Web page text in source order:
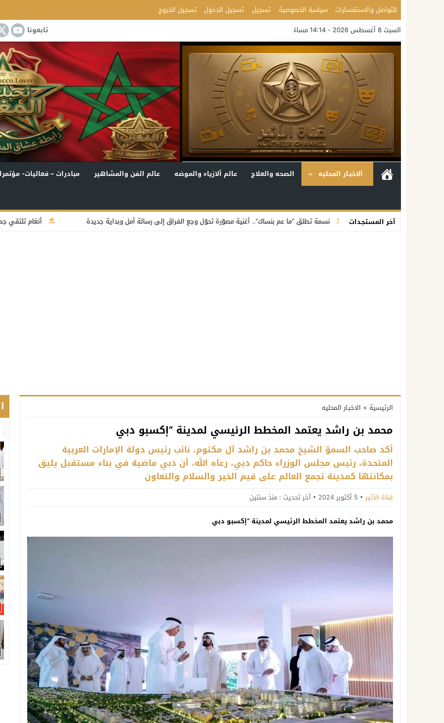
للتواصل والاستفسارات سياسة الخصوصية تسجيل تسجيل الدخول تسجيل الخروج
السبت 8 أغسطس 2026 - 14:14 مساءً
تابعونا
الاخبـار المحليه الصحه والعلاج عالم ألازياء والموضه عالم الفن والمشاهير مبادرات – فعاليات-
آخر المستجدات أنغام تلتقي جمهور جدة في أولى نسمة تطلق “ما عم بنساك”.. أغنية مصوّرة تحوّل وجع الفراق إلى رسالة أمل وبداية جديدة
الرئيسية » الاخبـار المحليه
محمد بن راشد يعتمد المخطط الرئيسي لمدينة “إكسبو دبي
أكد صاحب السموّ الشيخ محمد بن راشد آل مكتوم، نائب رئيس دولة الإمارات العربية
المتحدة، رئيس مجلس الوزراء حاكم دبي، رعاه الله، أن دبي ماضية في بناء مستقبل يليق
بمكانتها كمدينة تجمع العالم على قيم الخير والسلام والتعاون
قناة الأثير 5 أكتوبر 2024 آخر تحديث : منذ سنتين
محمد بن راشد يعتمد المخطط الرئيسي لمدينة “إكسبو دبي